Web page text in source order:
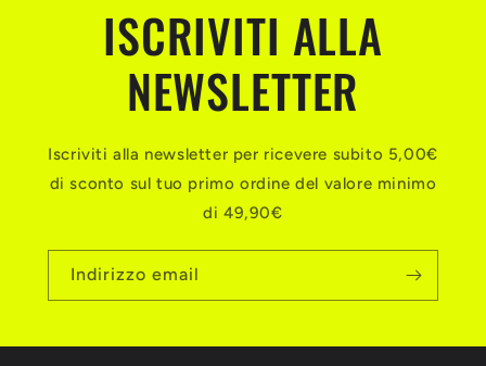
ISCRIVITI ALLA
NEWSLETTER
Iscriviti alla newsletter per ricevere subito 5,00€
di sconto sul tuo primo ordine del valore minimo
di 49,90€
Indirizzo email